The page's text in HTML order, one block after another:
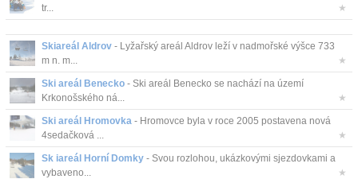
tr...
★
Skiareál Aldrov - Lyžařský areál Aldrov leží v nadmořské výšce 733
m n. m...
★
Ski areál Benecko - Ski areál Benecko se nachází na území
Krkonošského ná...
★
Ski areál Hromovka - Hromovce byla v roce 2005 postavena nová
4sedačková ...
★
Sk iareál Horní Domky - Svou rozlohou, ukázkovými sjezdovkami a
vybaveno...
★